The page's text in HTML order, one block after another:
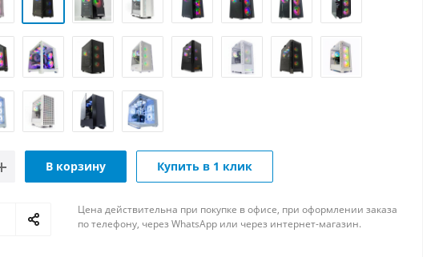
В корзину Купить в 1 клик
Цена действительна при покупке в офисе, при оформлении заказа
по телефону, через WhatsApp или через интернет-магазин.